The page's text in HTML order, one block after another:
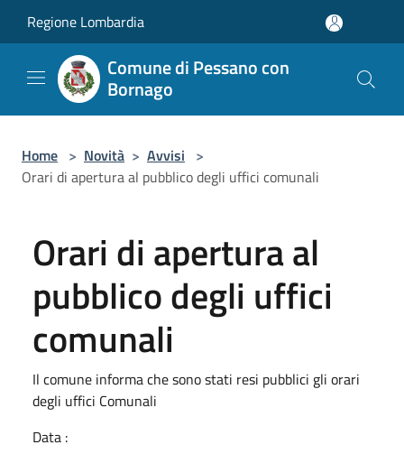
Regione Lombardia
Comune di Pessano con
Bornago
Home > Novità > Avvisi >
Orari di apertura al pubblico degli uffici comunali
Orari di apertura al
pubblico degli uffici
comunali
Il comune informa che sono stati resi pubblici gli orari
degli uffici Comunali
Data :